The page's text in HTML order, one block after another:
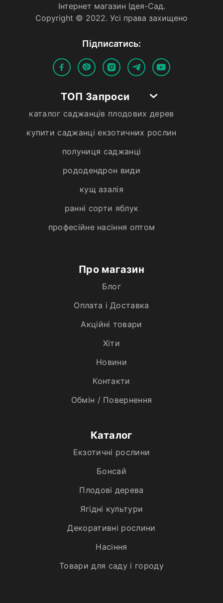
Iнтернет магазин Iдея-Сад.
Copyright © 2022. Усi права захищено
Пiдписатись:
ТОП Запроси
каталог саджанців плодових дерев
купити саджанці екзотичних рослин
полуниця саджанці
рододендрон види
кущ азалія
ранні сорти яблук
професійне насіння оптом
Про магазин
Блог
Оплата і Доставка
Акційні товари
Хiти
Новини
Контакти
Обмін / Повернення
Каталог
Екзотичні рослини
Бонсай
Плодові дерева
Ягідні культури
Декоративні рослини
Насіння
Товари для саду і городу